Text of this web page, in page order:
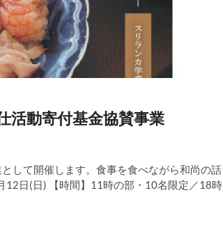
活動寄付基金協賛事業
して開催します。食事を食べながら和尚の話
12日(日) 【時間】11時の部・10名限定／18時